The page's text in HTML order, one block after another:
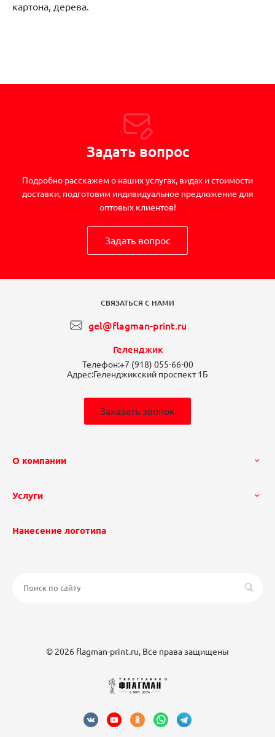
картона, дерева.
Задать вопрос
Подробно расскажем о наших услугах, видах и стоимости
доставки, подготовим индивидуальное предложение для
оптовых клиентов!
Задать вопрос
СВЯЗАТЬСЯ С НАМИ
gel@flagman-print.ru
Геленджик
Телефон:+7 (918) 055-66-00
Адрес:Геленджикский проспект 1Б
Заказать звонок
О компании
Услуги
Нанесение логотипа
© 2026 flagman-print.ru, Все права защищены